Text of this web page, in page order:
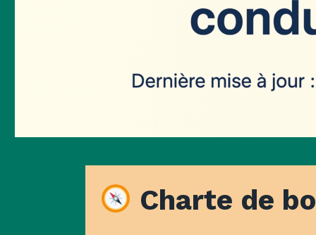
Charte de